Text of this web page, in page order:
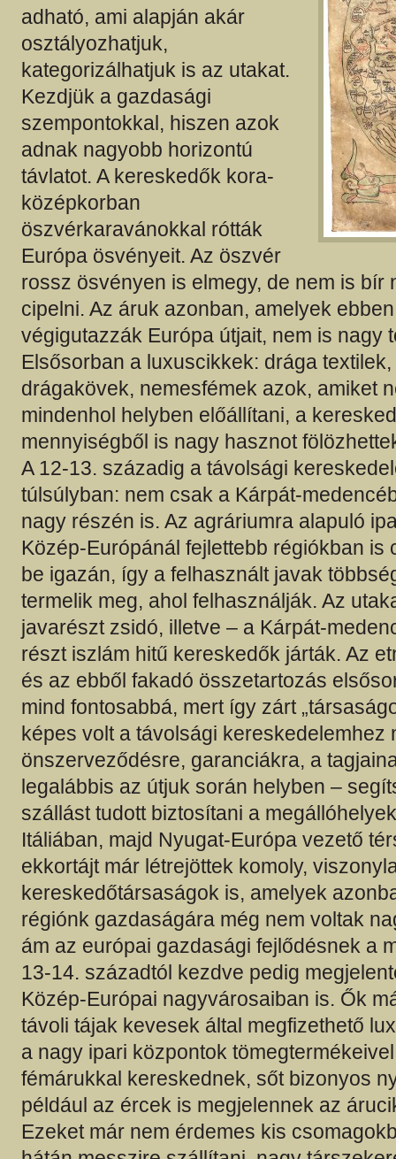
adható, ami alapján akár
osztályozhatjuk,
kategorizálhatjuk is az utakat.
Kezdjük a gazdasági
szempontokkal, hiszen azok
adnak nagyobb horizontú
távlatot. A kereskedők kora-
középkorban
öszvérkaravánokkal rótták
Európa ösvényeit. Az öszvér
rossz ösvényen is elmegy, de nem is bír
cipelni. Az áruk azonban, amelyek
végigutazzák Európa útjait, nem is nagy
Elsősorban a luxuscikkek: drága
drágakövek, nemesfémek azok, amiket
mindenhol helyben előállítani, a
mennyiségből is nagy hasznot
A 12-13. századig a távolsági
túlsúlyban: nem csak a Kárpát-
nagy részén is. Az agráriumra alapuló
Közép-Európánál fejlettebb régiókban is
be igazán, így a felhasznált javak
termelik meg, ahol felhasználják. Az
javarészt zsidó, illetve – a Kárpát-
részt iszlám hitű kereskedők járták. Az
és az ebből fakadó összetartozás
mind fontosabbá, mert így zárt
képes volt a távolsági kereskedelemhez
önszerveződésre, garanciákra, a
legalábbis az útjuk során helyben –
szállást tudott biztosítani a
Itáliában, majd Nyugat-Európa vezető
ekkortájt már létrejöttek komoly,
kereskedőtársaságok is, amelyek
régiónk gazdaságára még nem voltak
ám az európai gazdasági fejlődésnek a
13-14. századtól kezdve pedig
Közép-Európai nagyvárosaiban is. Ők
távoli tájak kevesek által megfizethető
a nagy ipari központok
fémárukkal kereskednek, sőt bizonyos
például az ércek is megjelennek az
Ezeket már nem érdemes kis